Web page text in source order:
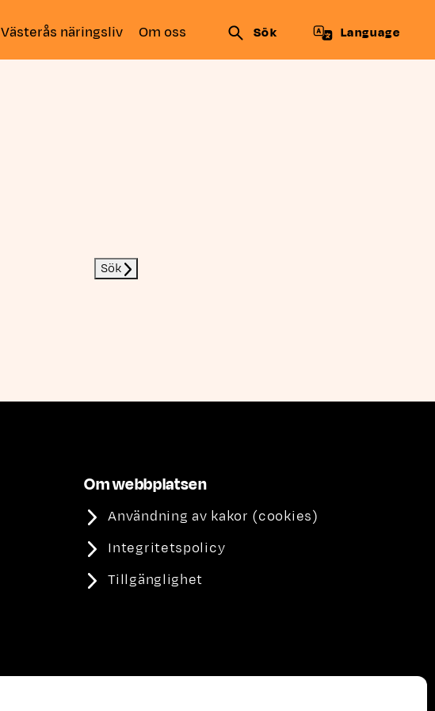
Västerås näringsliv Om oss Sök Language
Sök
Om webbplatsen
Användning av kakor (cookies)
Integritetspolicy
Tillgänglighet